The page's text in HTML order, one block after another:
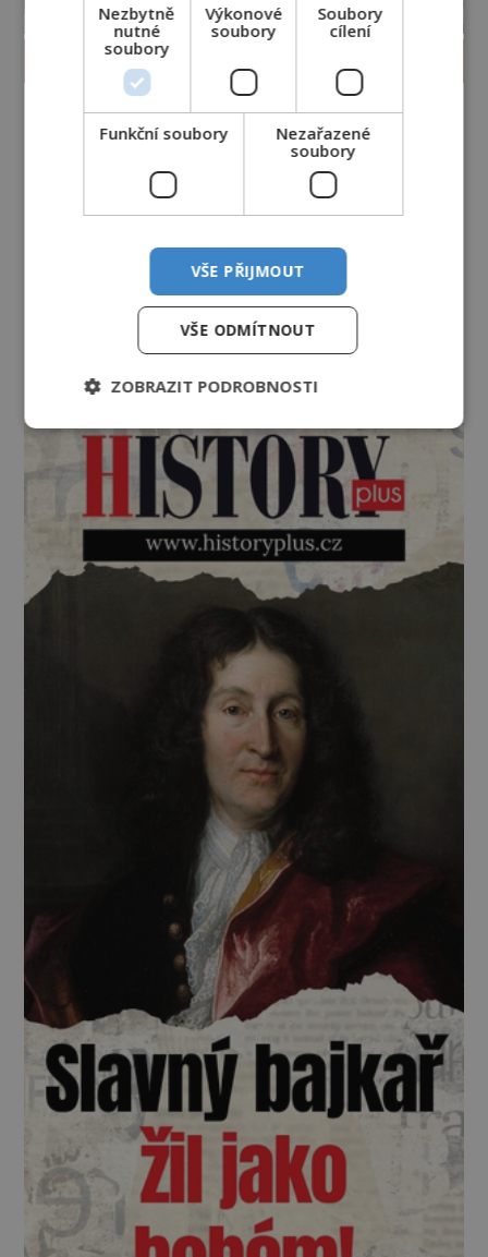
PROLISTOVAT ČASOPIS
Nezbytně
nutné
soubory
Výkonové
soubory
Soubory
cílení
Funkční soubory
Nezařazené
soubory
VŠE PŘIJMOUT
VŠE ODMÍTNOUT
ZOBRAZIT PODROBNOSTI